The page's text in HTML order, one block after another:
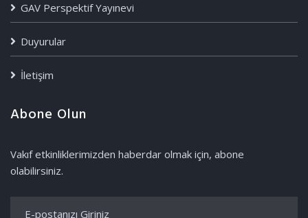
GAV Perspektif Yayınevi
Duyurular
İletişim
Abone Olun
Vakıf etkinliklerimizden haberdar olmak için, abone
olabilirsiniz.